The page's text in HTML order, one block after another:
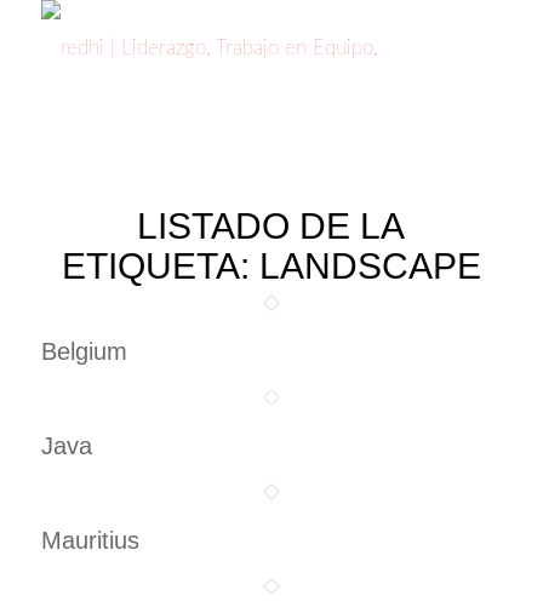
LISTADO DE LA
ETIQUETA: LANDSCAPE
Belgium
Java
Mauritius